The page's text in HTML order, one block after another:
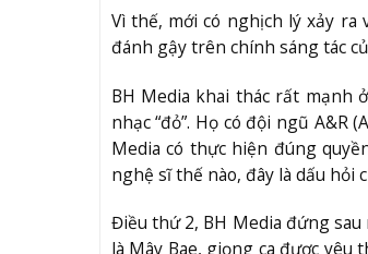
Vì thế, mới có nghịch lý xảy ra
đánh gậy trên chính sáng tác
BH Media khai thác rất mạnh
nhạc “đỏ”. Họ có đội ngũ
Media có thực hiện đúng
nghệ sĩ thế nào, đây là dấu hỏi
Điều thứ 2, BH Media đứng
là Mây Bae, giọng ca được